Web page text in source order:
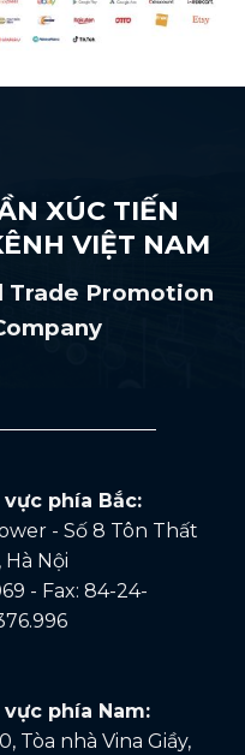
XÚC TIẾN
VIỆT NAM
Trade Promotion
phía Bắc:
- Số 8 Tôn Thất
Nội
- Fax: 84-24-
phía Nam:
Tòa nhà Vina Giầy,